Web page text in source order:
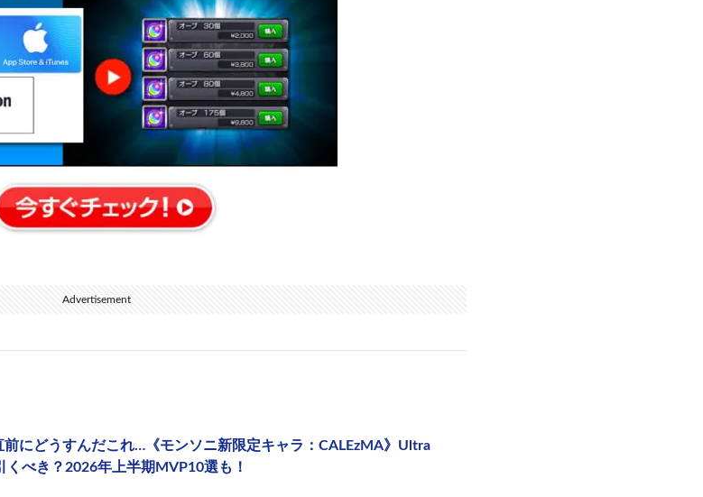
Advertisement
にどうすんだこれ…《モンソニ新限定キャラ：CALEzMA》Ultra
べき？2026年上半期MVP10選も！